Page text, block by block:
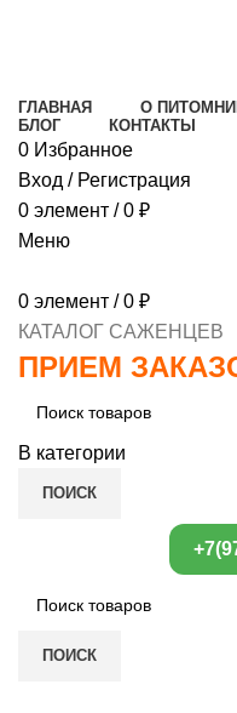
ГЛАВНАЯ О
БЛОГ
КОНТАКТЫ
0 Избранное
Вход / Регистрация
0 элемент / 0 ₽
Меню
0 элемент / 0 ₽
КАТАЛОГ САЖЕНЦЕВ
ПРИЕМ
В категории
ПОИСК
ПОИСК